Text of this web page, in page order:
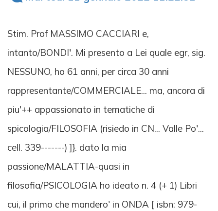
Stim. Prof MASSIMO CACCIARI e,
intanto/BONDI'. Mi presento a Lei quale egr, sig.
NESSUNO, ho 61 anni, per circa 30 anni
rappresentante/COMMERCIALE... ma, ancora di
piu'++ appassionato in tematiche di
spicologia/FILOSOFIA (risiedo in CN... Valle Po'...
cell. 339-------) ]}. dato la mia
passione/MALATTIA-quasi in
filosofia/PSICOLOGIA ho ideato n. 4 (+ 1) Libri
cui, il primo che mandero' in ONDA [ isbn: 979-